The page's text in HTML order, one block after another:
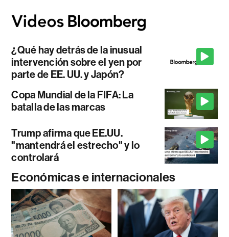
¿Qué hay detrás de la inusual
intervención sobre el yen por
parte de EE. UU. y Japón?
Copa Mundial de la FIFA: La
batalla de las marcas
Trump afirma que EE.UU.
"mantendrá el estrecho" y lo
controlará
Económicas e internacionales